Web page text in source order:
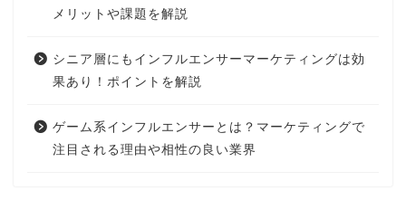
メリットや課題を解説
シニア層にもインフルエンサーマーケティングは効
果あり！ポイントを解説
ゲーム系インフルエンサーとは？マーケティングで
注目される理由や相性の良い業界